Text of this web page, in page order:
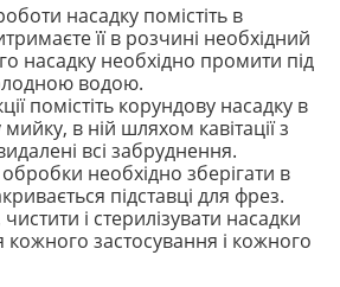
насадку помістіть в
її в розчині необхідний
насадку необхідно промити під
водою.
помістіть корундову насадку в
в ній шляхом кавітації з
всі забруднення.
необхідно зберігати в
підставці для фрез.
і стерилізувати насадки
кожного застосування і кожного